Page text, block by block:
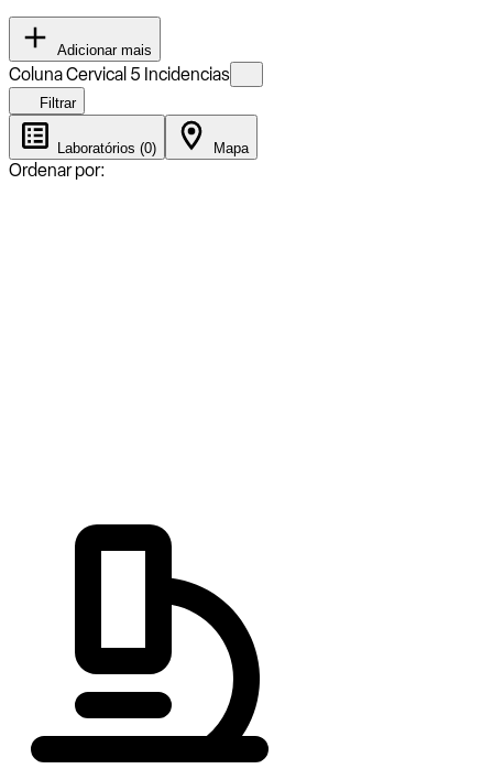
Adicionar mais
Coluna Cervical 5 Incidencias
Filtrar
Laboratórios (0) Mapa
Ordenar por: